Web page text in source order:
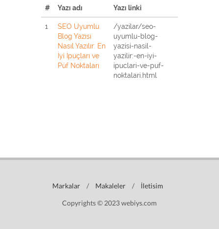
# Yazı adı Yazı linki
1
SEO Uyumlu
Blog Yazısı
Nasıl Yazılır: En
İyi İpuçları ve
Püf Noktaları
/yazilar/seo-
uyumlu-blog-
yazisi-nasil-
yazilir:-en-iyi-
ipuclari-ve-puf-
noktalari.html
Markalar / Makaleler / İletisim
Copyrights © 2023 webiys.com